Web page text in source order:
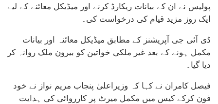
پولیس نے ان کے بیانات ریکارڈ کرنے اور میڈیکل معائنے کے لیے
ایک روز مزید قیام کی درخواست کی۔
ڈی آئی جی آپریشنز کے مطابق میڈیکل معائنہ اور بیانات
مکمل ہونے کے بعد غیر ملکی خواتین کو بیرون ملک روانہ کر
دیا گیا۔
فیصل کامران نے کہا کہ وزیراعلیٰ پنجاب مریم نواز نے خود
فون کرکے کیس میں مکمل میرٹ پر کارروائی کی ہدایت